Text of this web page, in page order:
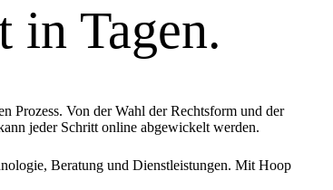
in Tagen.
Prozess. Von der Wahl der Rechtsform und der
jeder Schritt online abgewickelt werden.
Beratung und Dienstleistungen. Mit Hoop